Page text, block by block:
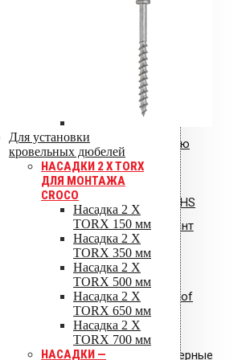
Для установки
кровельных дюбелей
НАСАДКИ 2 X TORX
ДЛЯ МОНТАЖА
CROCO
Насадка 2 X
TORX 150 мм
Насадка 2 X
TORX 350 мм
Насадка 2 X
TORX 500 мм
Насадка 2 X
TORX 650 мм
Насадка 2 X
TORX 700 мм
НАСАДКИ —
Инструкция: водосточные воронки
Общая инструкция по монтажу,
эксплуатации и обслуживанию
VIPLE.pdf
Инструкция по монтажу: Vilpe HS
Huopa/State проходной элемент
Инструкция по монтажу: Uniroof
кровельный люк
Сертификат соответствия: полимерные